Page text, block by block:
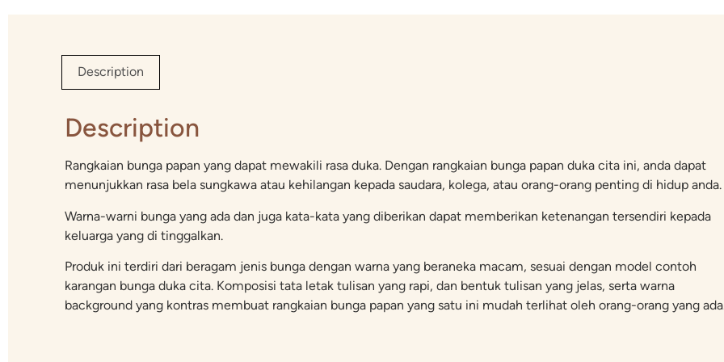
Description
Description
Rangkaian bunga papan yang dapat mewakili rasa duka. Dengan rangkaian bunga papan duka cita ini, anda dapat
menunjukkan rasa bela sungkawa atau kehilangan kepada saudara, kolega, atau orang-orang penting di hidup anda.
Warna-warni bunga yang ada dan juga kata-kata yang diberikan dapat memberikan ketenangan tersendiri kepada
keluarga yang di tinggalkan.
Produk ini terdiri dari beragam jenis bunga dengan warna yang beraneka macam, sesuai dengan model contoh
karangan bunga duka cita. Komposisi tata letak tulisan yang rapi, dan bentuk tulisan yang jelas, serta warna
background yang kontras membuat rangkaian bunga papan yang satu ini mudah terlihat oleh orang-orang yang